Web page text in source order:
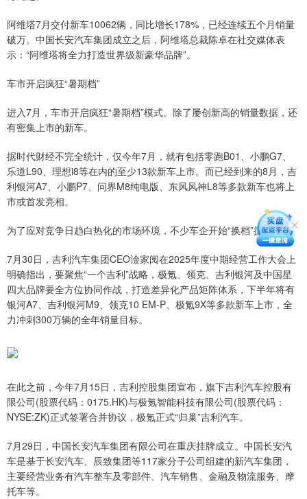
阿维塔7月交付新车10062辆，同比增长178%，已经连续五个月销量
破万。中国长安汽车集团成立之后，阿维塔总裁陈卓在社交媒体表
示：“阿维塔将全力打造世界级新豪华品牌”。
车市开启疯狂“暑期档”
进入7月，车市开启疯狂“暑期档”模式。除了屡创新高的销量数据，还
有密集上市的新车。
据时代财经不完全统计，仅今年7月，就有包括零跑B01、小鹏G7、
乐道L90、理想i8等在内的至少13款新车上市。而已经到来的8月，吉
利银河A7、小鹏P7、问界M8纯电版、东风风神L8等多款新车也将上
市或首发亮相。
为了应对竞争日趋白热化的市场环境，不少车企开始“换档”提速。
7月30日，吉利汽车集团CEO淦家阅在2025年度中期经营工作大会上
明确指出，要聚焦“一个吉利”战略，极氪、领克、吉利银河及中国星
四大品牌要全方位协同作战，打造差异化产品矩阵体系，下半年将有
银河A7、吉利银河M9、领克10 EM-P、极氪9X等多款新车上市，全
力冲刺300万辆的全年销量目标。
在此之前，今年7月15日，吉利控股集团宣布，旗下吉利汽车控股有
限公司(股票代码：0175.HK)与极氪智能科技有限公司(股票代码：
NYSE:ZK)正式签署合并协议，极氪正式“归巢”吉利汽车。
7月29日，中国长安汽车集团有限公司在重庆挂牌成立。中国长安汽
车是基于长安汽车、辰致集团等117家分子公司组建的新汽车集团，
主要经营业务有汽车整车及零部件、汽车销售、金融及物流服务、摩
托车等。